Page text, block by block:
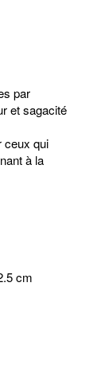
par
et sagacité
ceux qui
à la
cm